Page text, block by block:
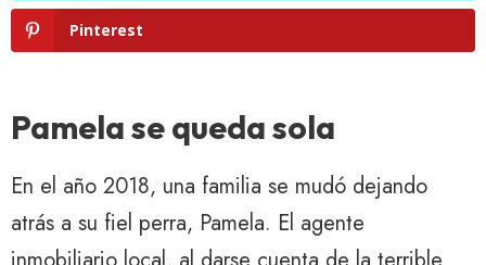
Pinterest
Pamela se queda sola
En el año 2018, una familia se mudó dejando
atrás a su fiel perra, Pamela. El agente